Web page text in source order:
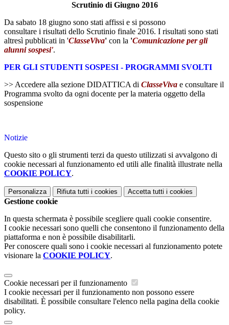
Scrutinio di Giugno 2016
Da sabato 18 giugno sono stati affissi e si possono
consultare i risultati dello Scrutinio finale 2016. I risultati sono stati
altresì pubblicati in 'ClasseViva' con la 'Comunicazione per gli
alunni sospesi'.
PER GLI STUDENTI SOSPESI - PROGRAMMI SVOLTI
>> Accedere alla sezione DIDATTICA di ClasseViva e consultare il
Programma svolto da ogni docente per la materia oggetto della
sospensione
Notizie
Questo sito o gli strumenti terzi da questo utilizzati si avvalgono di
cookie necessari al funzionamento ed utili alle finalità illustrate nella
COOKIE POLICY.
Personalizza Rifiuta tutti i cookies Accetta tutti i cookies
Gestione cookie
In questa schermata è possibile scegliere quali cookie consentire.
I cookie necessari sono quelli che consentono il funzionamento della
piattaforma e non è possibile disabilitarli.
Per conoscere quali sono i cookie necessari al funzionamento potete
visionare la COOKIE POLICY.
Cookie necessari per il funzionamento
I cookie necessari per il funzionamento non possono essere
disabilitati. È possibile consultare l'elenco nella pagina della cookie
policy.